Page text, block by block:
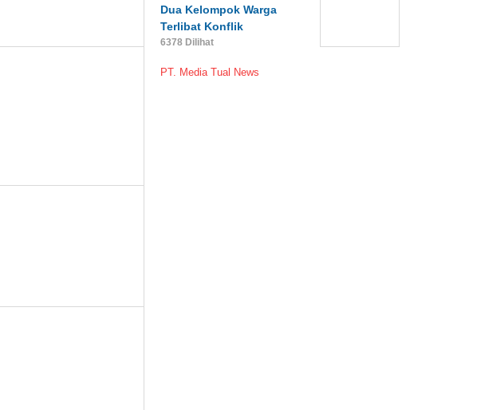
Dua Kelompok Warga
Terlibat Konflik
6378 Dilihat
PT. Media Tual News